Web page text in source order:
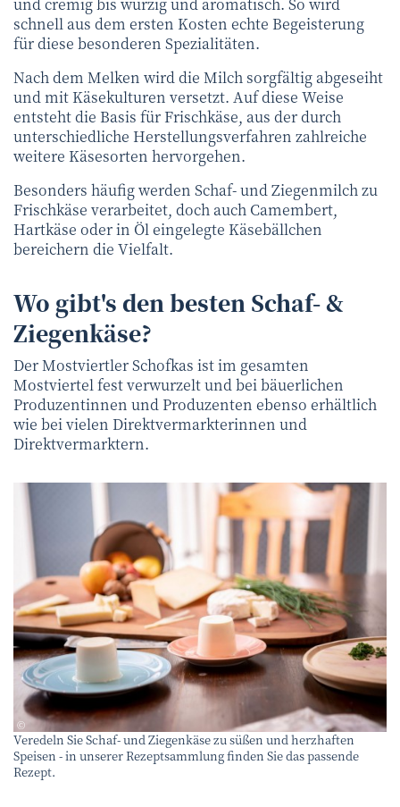
und cremig bis würzig und aromatisch. So wird
schnell aus dem ersten Kosten echte Begeisterung
für diese besonderen Spezialitäten.
Nach dem Melken wird die Milch sorgfältig abgeseiht
und mit Käsekulturen versetzt. Auf diese Weise
entsteht die Basis für Frischkäse, aus der durch
unterschiedliche Herstellungsverfahren zahlreiche
weitere Käsesorten hervorgehen.
Besonders häufig werden Schaf- und Ziegenmilch zu
Frischkäse verarbeitet, doch auch Camembert,
Hartkäse oder in Öl eingelegte Käsebällchen
bereichern die Vielfalt.
Wo gibt's den besten Schaf- &
Ziegenkäse?
Der Mostviertler Schofkas ist im gesamten
Mostviertel fest verwurzelt und bei bäuerlichen
Produzentinnen und Produzenten ebenso erhältlich
wie bei vielen Direktvermarkterinnen und
Direktvermarktern.
©WWW.POV.AT
Veredeln Sie Schaf- und Ziegenkäse zu süßen und herzhaften
Speisen - in unserer Rezeptsammlung finden Sie das passende
Rezept.